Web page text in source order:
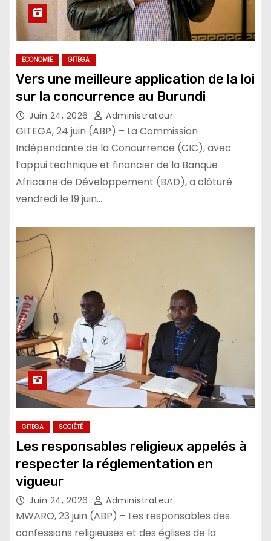
ECONOMIE GITEGA
Vers une meilleure application de la loi
sur la concurrence au Burundi
Juin 24, 2026 Administrateur
GITEGA, 24 juin (ABP) – La Commission
Indépendante de la Concurrence (CIC), avec
l’appui technique et financier de la Banque
Africaine de Développement (BAD), a clôturé
vendredi le 19 juin…
GITEGA SOCIÉTÉ
Les responsables religieux appelés à
respecter la réglementation en
vigueur
Juin 24, 2026 Administrateur
MWARO, 23 juin (ABP) – Les responsables des
confessions religieuses et des églises de la